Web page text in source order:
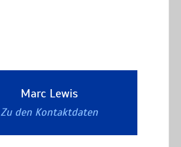
Marc Lewis
Zu den Kontaktdaten